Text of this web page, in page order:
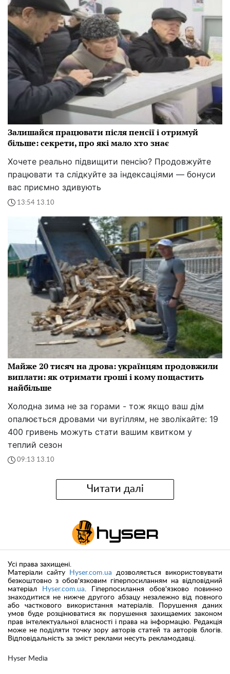
Залишайся працювати після пенсії і отримуй
більше: секрети, про які мало хто знає
Хочете реально підвищити пенсію? Продовжуйте
працювати та слідкуйте за індексаціями — бонуси
вас приємно здивують
13:54 13.10
Майже 20 тисяч на дрова: українцям продовжили
виплати: як отримати гроші і кому пощастить
найбільше
Холодна зима не за горами - тож якщо ваш дім
опалюється дровами чи вугіллям, не зволікайте: 19
400 гривень можуть стати вашим квитком у
теплий сезон
09:13 13.10
Читати далі
Hyser Media
Усі права захищені.
Матеріали сайту
Hyser.com.ua дозволяється використовувати
безкоштовно з обов'язковим гіперпосиланням на відповідний
матеріал
Hyser.com.ua. Гіперпосилання обов'язково повинно
знаходитися не нижче другого абзацу незалежно від повного
або часткового використання матеріалів. Порушення даних
умов буде розцінюватися як порушення захищаемих законом
прав інтелектуальної власності і права на інформацію. Редакція
може не поділяти точку зору авторів статей та авторів блогів.
Відповідальність за зміст реклами несуть рекламодавці.